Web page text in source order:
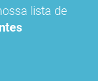
lista de